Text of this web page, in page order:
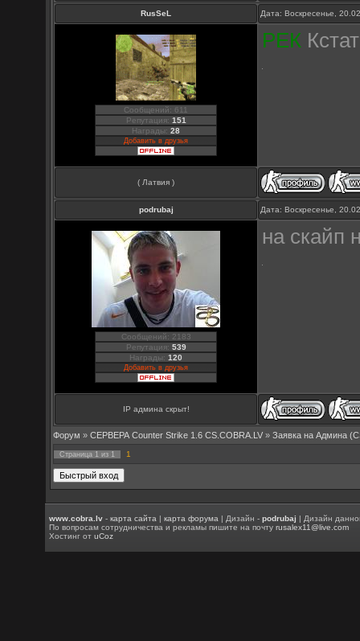
RusSeL Дата: Воскресенье,
Сообщений: 611
Репутация: 151
Награды:28
Добавить в друзья
РЕК
( Латвия )
podrubaj Дата: Воскресенье,
Сообщений: 2183
Репутация: 539
Награды:120
Добавить в друзья
на скайп
IP админа скрыт!
Форум » СЕРВЕРА Counter Strike 1.6 CS.COBRA.LV » Заявка на Aдмина
Страница 1 из 1 1
www.cobra.lv -карта сайта |карта форума | Дизайн -podrubaj | Дизайн
По вопросам сотрудничества и рекламы пишите на почтуrusalex11@live.com
Хостинг отuCoz